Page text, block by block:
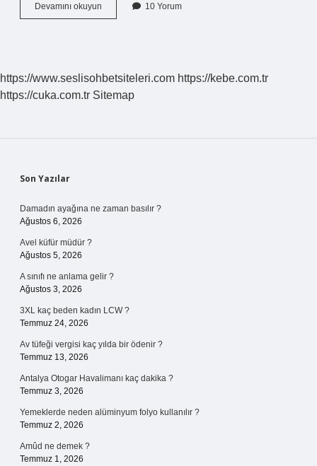
Devamını okuyun Matematik
Çözümleme
10 Yorum
https://www.seslisohbetsiteleri.com https://kebe.com.tr
https://cuka.com.tr Sitemap
Sidebar
Son Yazılar
Damadın ayağına ne zaman basılır ?
Ağustos 6, 2026
Avel küfür müdür ?
Ağustos 5, 2026
A sınıfı ne anlama gelir ?
Ağustos 3, 2026
3XL kaç beden kadın LCW ?
Temmuz 24, 2026
Av tüfeği vergisi kaç yılda bir ödenir ?
Temmuz 13, 2026
Antalya Otogar Havalimanı kaç dakika ?
Temmuz 3, 2026
Yemeklerde neden alüminyum folyo kullanılır ?
Temmuz 2, 2026
Amûd ne demek ?
Temmuz 1, 2026